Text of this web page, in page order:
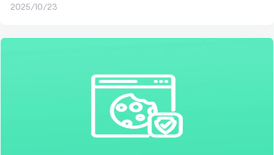
2025/10/23